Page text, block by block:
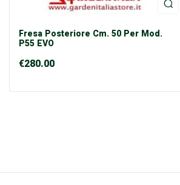
Fresa Posteriore Cm. 50 Per Mod.
P55 EVO
€280.00